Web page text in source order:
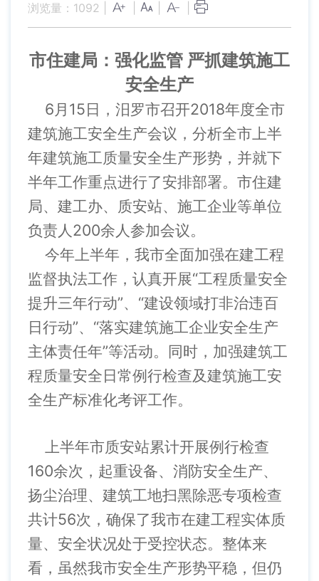
浏览量： 1092
市住建局：强化监管 严抓建筑施工
安全生产
6月15日，汨罗市召开2018年度全市
建筑施工安全生产会议，分析全市上半
年建筑施工质量安全生产形势，并就下
半年工作重点进行了安排部署。市住建
局、建工办、质安站、施工企业等单位
负责人200余人参加会议。
今年上半年，我市全面加强在建工程
监督执法工作，认真开展“工程质量安全
提升三年行动”、“建设领域打非治违百
日行动”、“落实建筑施工企业安全生产
主体责任年”等活动。同时，加强建筑工
程质量安全日常例行检查及建筑施工安
全生产标准化考评工作。
上半年市质安站累计开展例行检查
160余次，起重设备、消防安全生产、
扬尘治理、建筑工地扫黑除恶专项检查
共计56次，确保了我市在建工程实体质
量、安全状况处于受控状态。整体来
看，虽然我市安全生产形势平稳，但仍